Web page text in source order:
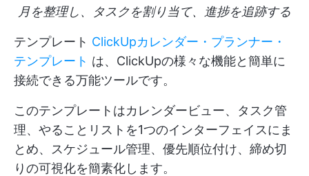
月を整理し、タスクを割り当て、進捗を追跡する
テンプレート ClickUpカレンダー・プランナー・
テンプレート は、ClickUpの様々な機能と簡単に
接続できる万能ツールです。
このテンプレートはカレンダービュー、タスク管
理、やることリストを1つのインターフェイスにま
とめ、スケジュール管理、優先順位付け、締め切
りの可視化を簡素化します。